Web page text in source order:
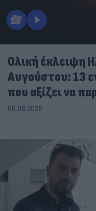
Ολική έκλειψη
Αυγούστου: 13
που αξίζει να
06.08.2026